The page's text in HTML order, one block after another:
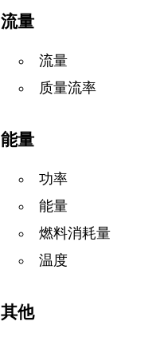
流量
流量
质量流率
能量
功率
能量
燃料消耗量
温度
其他